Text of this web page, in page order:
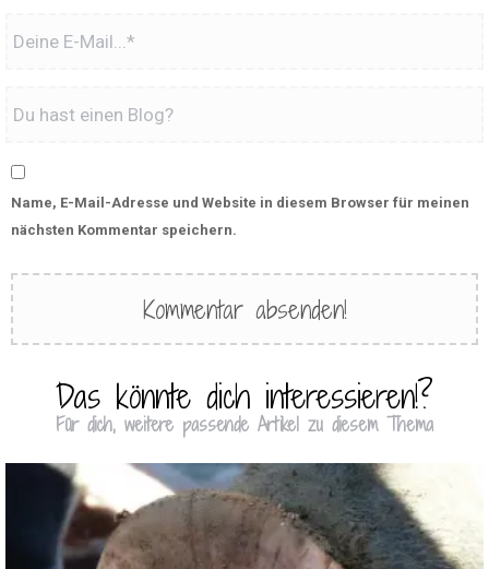
Name, E-Mail-Adresse und Website in diesem Browser für meinen
nächsten Kommentar speichern.
Das könnte dich interessieren!?
Für dich, weitere passende Artikel zu diesem Thema